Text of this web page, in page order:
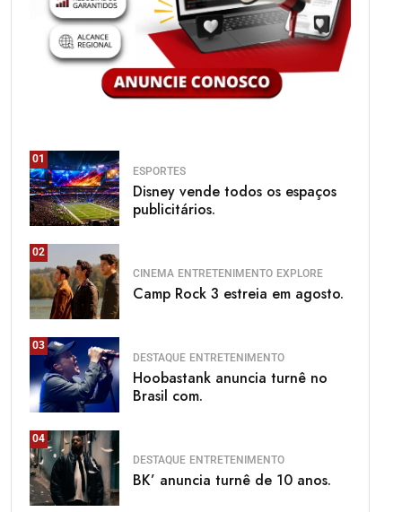
01
ESPORTES
Disney vende todos os espaços
publicitários.
02
CINEMA ENTRETENIMENTO EXPLORE
Camp Rock 3 estreia em agosto.
03
DESTAQUE ENTRETENIMENTO
Hoobastank anuncia turnê no
Brasil com.
04
DESTAQUE ENTRETENIMENTO
BK’ anuncia turnê de 10 anos.